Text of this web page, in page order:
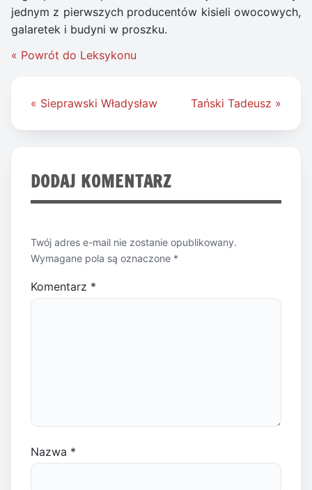
jednym z pierwszych producentów kisieli owocowych,
galaretek i budyni w proszku.
« Powrót do Leksykonu
Nawigacja
« Sieprawski Władysław Tański Tadeusz »
DODAJ KOMENTARZ
Twój adres e-mail nie zostanie opublikowany.
Wymagane pola są oznaczone *
Komentarz *
Nazwa *